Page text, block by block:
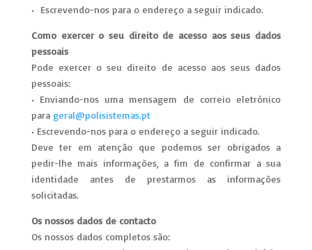
• Escrevendo-nos para o endereço a seguir indicado.
Como exercer o seu direito de acesso aos seus dados
pessoais
Pode exercer o seu direito de acesso aos seus dados
pessoais:
• Enviando-nos uma mensagem de correio eletrónico
para geral@polisistemas.pt
• Escrevendo-nos para o endereço a seguir indicado.
Deve ter em atenção que podemos ser obrigados a
pedir-lhe mais informações, a fim de confirmar a sua
identidade antes de prestarmos as informações
solicitadas.
Os nossos dados de contacto
Os nossos dados completos são: